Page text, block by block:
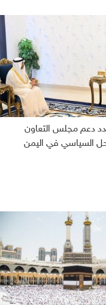
دعم مجلس التعاون
السياسي في اليمن